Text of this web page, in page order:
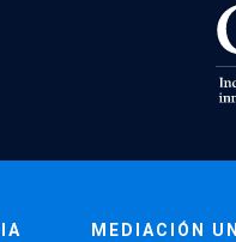
MEDIACIÓN